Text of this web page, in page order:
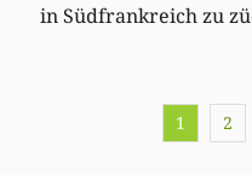
in Südfrankreich zu
1 2